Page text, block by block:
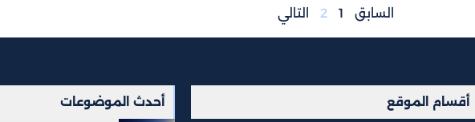
السابق 1
2 التالي
أقسام الموقع أحدث الموضوعات